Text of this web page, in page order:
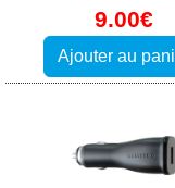
9.00€
Ajouter au